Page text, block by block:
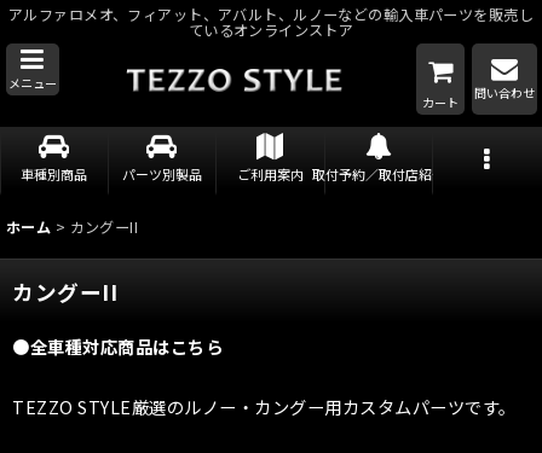
アルファロメオ、フィアット、アバルト、ルノーなどの輸入車パーツを販売し
ているオンラインストア
メニュー
カート
問い合わせ
車種別商品 パーツ別製品 ご利用案内 取付予約／取付店紹介
ホーム > カングーII
カングーII
●全車種対応商品はこちら
TEZZO STYLE厳選のルノー・カングー用カスタムパーツです。